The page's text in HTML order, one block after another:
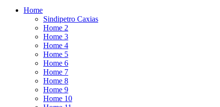
Home
Sindipetro Caxias
Home 2
Home 3
Home 4
Home 5
Home 6
Home 7
Home 8
Home 9
Home 10